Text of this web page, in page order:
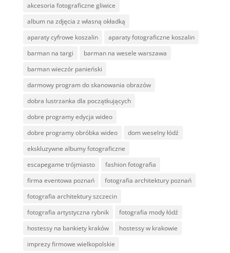
akcesoria fotograficzne gliwice
album na zdjęcia z własną okładką
aparaty cyfrowe koszalin
aparaty fotograficzne koszalin
barman na targi
barman na wesele warszawa
barman wieczór panieński
darmowy program do skanowania obrazów
dobra lustrzanka dla początkujących
dobre programy edycja wideo
dobre programy obróbka wideo
dom weselny łódź
ekskluzywne albumy fotograficzne
escapegame trójmiasto
fashion fotografia
firma eventowa poznań
fotografia architektury poznań
fotografia architektury szczecin
fotografia artystyczna rybnik
fotografia mody łódź
hostessy na bankiety kraków
hostessy w krakowie
imprezy firmowe wielkopolskie